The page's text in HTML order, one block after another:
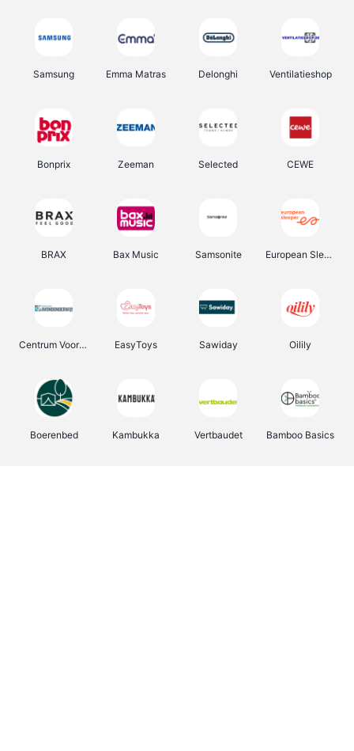
Samsung Emma Matras Delonghi Ventilatieshop
Bonprix Zeeman Selected CEWE
BRAX Bax Music Samsonite European Sleeper
Centrum Voor Avondonderwijs EasyToys Sawiday Oilily
Boerenbed Kambukka Vertbaudet Bamboo Basics